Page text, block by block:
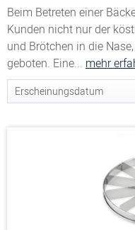
Beim Betreten einer
Kunden nicht nur der
und Brötchen in die
geboten. Eine... mehr